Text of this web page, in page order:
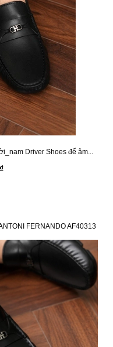
Driver Shoes đế âm...
FERNANDO AF40313